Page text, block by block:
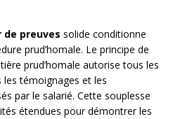
de preuves solide conditionne
prud’homale. Le principe de
prud’homale autorise tous les
témoignages et les
par le salarié. Cette souplesse
étendues pour démontrer les